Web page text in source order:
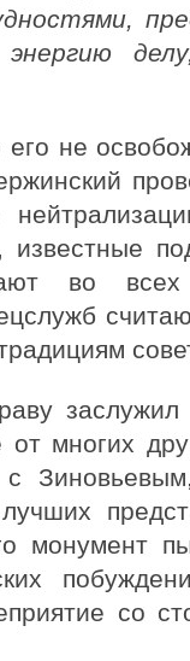
не
известные
во
заслужил
многих
с
монумент
со